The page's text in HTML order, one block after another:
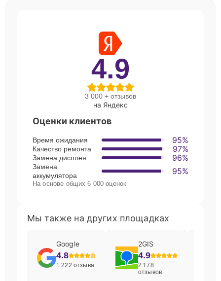
4.9
3 000 + отзывов
на Яндекс
Оценки клиентов
Время ожидания 95%
Качество ремонта 97%
Замена дисплея 96%
Замена
аккумулятора
95%
На основе общих 6 000 оценок
Мы также на других площадках
Google
4.8
1 222 отзыва
2GIS
4.9
2 178
отзывов